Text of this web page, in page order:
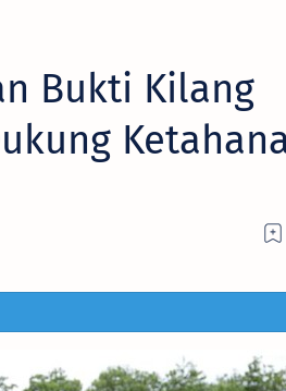
Bukti Kilang